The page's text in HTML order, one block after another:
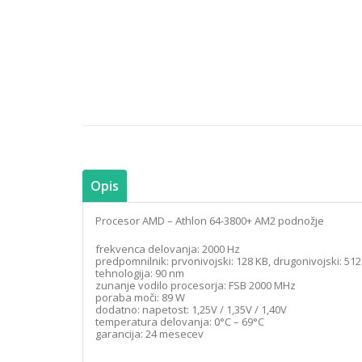
Opis
Procesor AMD – Athlon 64-3800+ AM2 podnožje
frekvenca delovanja: 2000 Hz
predpomnilnik: prvonivojski: 128 KB, drugonivojski: 512
tehnologija: 90 nm
zunanje vodilo procesorja: FSB 2000 MHz
poraba moči: 89 W
dodatno: napetost: 1,25V / 1,35V / 1,40V
temperatura delovanja: 0°C – 69°C
garancija: 24 mesecev